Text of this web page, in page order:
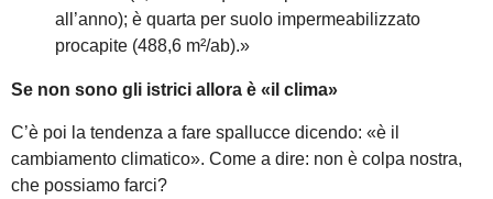
all’anno); è quarta per suolo impermeabilizzato
procapite (488,6 m²/ab).»
Se non sono gli istrici allora è «il clima»
C’è poi la tendenza a fare spallucce dicendo: «è il
cambiamento climatico». Come a dire: non è colpa nostra,
che possiamo farci?